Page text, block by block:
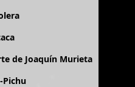
de Joaquín Murieta
Pichu